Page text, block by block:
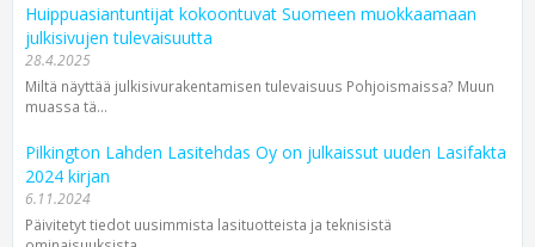
Huippuasiantuntijat kokoontuvat Suomeen muokkaamaan
julkisivujen tulevaisuutta
28.4.2025
Miltä näyttää julkisivurakentamisen tulevaisuus Pohjoismaissa? Muun
muassa tä...
Pilkington Lahden Lasitehdas Oy on julkaissut uuden Lasifakta
2024 kirjan
6.11.2024
Päivitetyt tiedot uusimmista lasituotteista ja teknisistä